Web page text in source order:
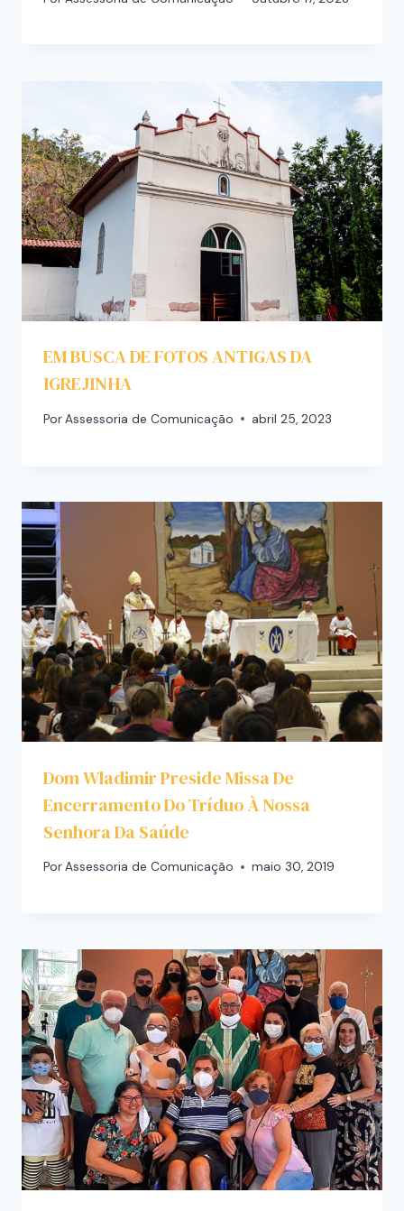
EM BUSCA DE FOTOS ANTIGAS DA
IGREJINHA
PorAssessoria de Comunicação abril 25, 2023
Dom Wladimir Preside Missa De
Encerramento Do Tríduo À Nossa
Senhora Da Saúde
PorAssessoria de Comunicação maio 30, 2019